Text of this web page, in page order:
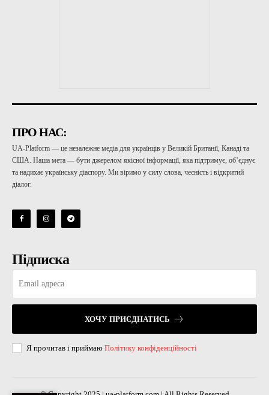
ПРО НАС:
UA-Platform — це незалежне медіа для українців у Великій Британії, Канаді та
США. Наша мета — бути джерелом якісної інформації, яка підтримує, об’єднує
та надихає українську діаспору. Ми віримо у силу слова, чесність і відкритий
діалог.
Підписка
ХОЧУ ПРИЄДНАТИСЬ
Я прочитав і приймаю Політику конфіденційності